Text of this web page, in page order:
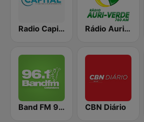
Radio Capital Rádio Auriverde 760 AM
Band FM 96.1 FM CBN Diário